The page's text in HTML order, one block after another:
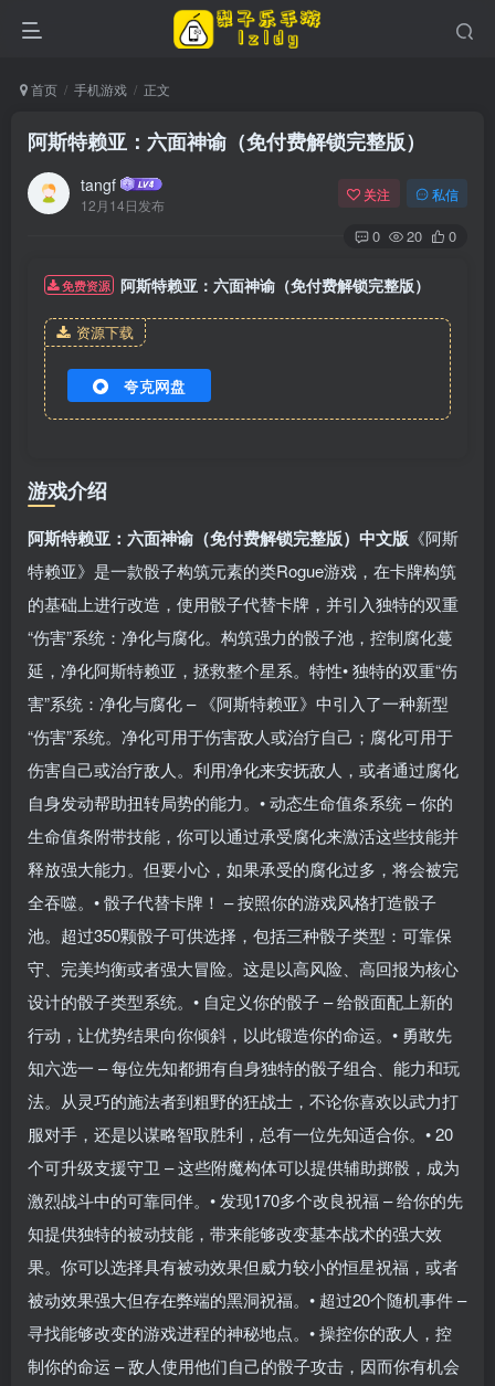
首页 手机游戏 正文
阿斯特赖亚：六面神谕（免付费解锁完整版）
tangf
12月14日发布
关注 私信
0 20 0
免费资源 阿斯特赖亚：六面神谕（免付费解锁完整版）
资源下载
夸克网盘
游戏介绍
阿斯特赖亚：六面神谕（免付费解锁完整版）中文版 《阿斯
特赖亚》是一款骰子构筑元素的类Rogue游戏，在卡牌构筑
的基础上进行改造，使用骰子代替卡牌，并引入独特的双重
“伤害”系统：净化与腐化。构筑强力的骰子池，控制腐化蔓
延，净化阿斯特赖亚，拯救整个星系。特性• 独特的双重“伤
害”系统：净化与腐化 – 《阿斯特赖亚》中引入了一种新型
“伤害”系统。净化可用于伤害敌人或治疗自己；腐化可用于
伤害自己或治疗敌人。利用净化来安抚敌人，或者通过腐化
自身发动帮助扭转局势的能力。• 动态生命值条系统 – 你的
生命值条附带技能，你可以通过承受腐化来激活这些技能并
释放强大能力。但要小心，如果承受的腐化过多，将会被完
全吞噬。• 骰子代替卡牌！ – 按照你的游戏风格打造骰子
池。超过350颗骰子可供选择，包括三种骰子类型：可靠保
守、完美均衡或者强大冒险。这是以高风险、高回报为核心
设计的骰子类型系统。• 自定义你的骰子 – 给骰面配上新的
行动，让优势结果向你倾斜，以此锻造你的命运。• 勇敢先
知六选一 – 每位先知都拥有自身独特的骰子组合、能力和玩
法。从灵巧的施法者到粗野的狂战士，不论你喜欢以武力打
服对手，还是以谋略智取胜利，总有一位先知适合你。• 20
个可升级支援守卫 – 这些附魔构体可以提供辅助掷骰，成为
激烈战斗中的可靠同伴。• 发现170多个改良祝福 – 给你的先
知提供独特的被动技能，带来能够改变基本战术的强大效
果。你可以选择具有被动效果但威力较小的恒星祝福，或者
被动效果强大但存在弊端的黑洞祝福。• 超过20个随机事件 –
寻找能够改变的游戏进程的神秘地点。• 操控你的敌人，控
制你的命运 – 敌人使用他们自己的骰子攻击，因而你有机会